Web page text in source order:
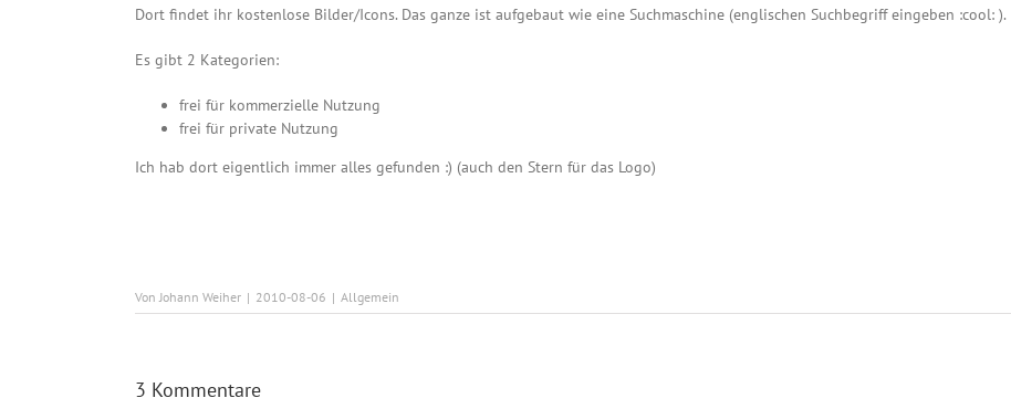
Dort findet ihr kostenlose Bilder/Icons. Das ganze ist aufgebaut wie eine Suchmaschine (englischen Suchbegriff eingeben :cool: ).
Es gibt 2 Kategorien:
frei für kommerzielle Nutzung
frei für private Nutzung
Ich hab dort eigentlich immer alles gefunden :) (auch den Stern für das Logo)
Von Johann Weiher | 2010-08-06 | Allgemein
3 Kommentare